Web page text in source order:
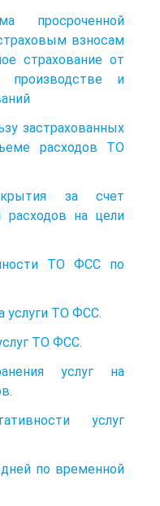
просроченной
взносам
страхование от
производстве и
застрахованных
расходов ТО
за счет
расходов на цели
ТО ФСС по
услуги ТО ФСС.
ТО ФСС.
услуг на
услуг
по временной